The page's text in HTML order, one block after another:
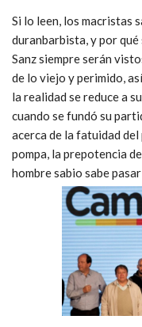
Si lo leen, los macristas
duranbarbista, y por
Sanz siempre serán
de lo viejo y perimido,
la realidad se reduce a
cuando se fundó su
acerca de la fatuidad del
pompa, la prepotencia
hombre sabio sabe